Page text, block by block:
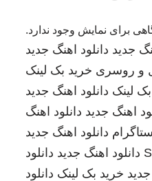
برای نمایش وجود ندارد.
جدید دانلود اهنگ جدید
و روسری خرید بک لینک
لینک دانلود اهنگ جدید
اهنگ جدید دانلود اهنگ
دانلود اهنگ جدید
دانلود اهنگ جدید دانلود
خرید بک لینک دانلود